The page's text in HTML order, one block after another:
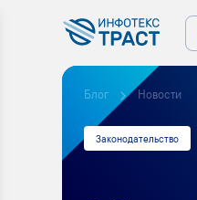
Блог Новости
Законодательство